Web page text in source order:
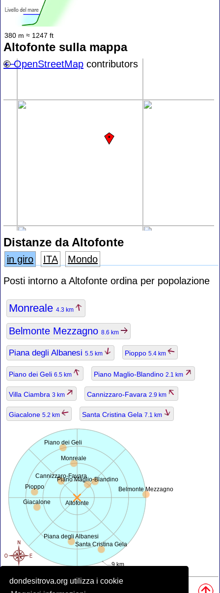
dondesitrova.org utilizza i cookie
380 m ≈ 1247 ft
Altofonte sulla mappa
+−
©OpenStreetMap contributors
Distanze da Altofonte
in giro ITA
Mondo
Posti intorno a Altofonte ordina per popolazione
Monreale 4.3 km
Belmonte Mezzagno 8.6 km
Piana degli Albanesi 5.5 km Pioppo 5.4 km
Piano dei Geli 6.5 km Piano Maglio-Blandino 2.1 km
Villa Ciambra 3 km Cannizzaro-Favara 2.9 km
Giacalone 5.2 km Santa Cristina Gela 7.1 km
Altofonte
9 km
Monreale
Belmonte Mezzagno
Piana degli Albanesi
Pioppo
Piano dei Geli
Piano Maglio-Blandino
Cannizzaro-Favara
Giacalone
Santa Cristina Gela